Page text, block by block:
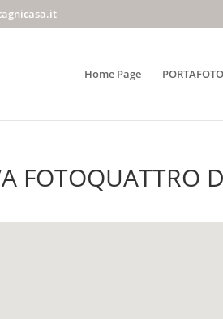
Home Page PORTAFOTO
FOTOQUATTRO